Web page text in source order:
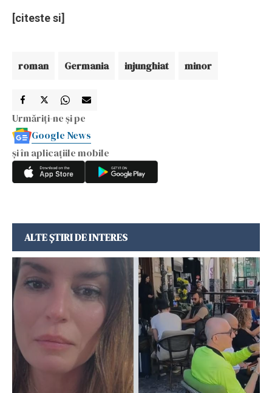
[citeste si]
roman Germania injunghiat minor
Urmăriți-ne și pe
Google News
și în aplicațiile mobile
ALTE ȘTIRI DE INTERES